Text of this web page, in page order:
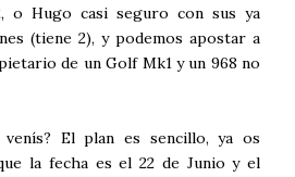
o Hugo casi seguro con sus ya
(tiene 2), y podemos apostar a
de un Golf Mk1 y un 968 no
venís? El plan es sencillo, ya os
la fecha es el 22 de Junio y el